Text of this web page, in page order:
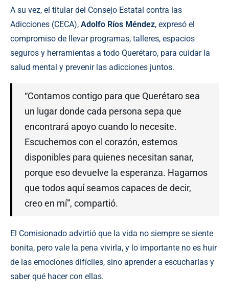
A su vez, el titular del Consejo Estatal contra las
Adicciones (CECA), Adolfo Ríos Méndez, expresó el
compromiso de llevar programas, talleres, espacios
seguros y herramientas a todo Querétaro, para cuidar la
salud mental y prevenir las adicciones juntos.
“Contamos contigo para que Querétaro sea
un lugar donde cada persona sepa que
encontrará apoyo cuando lo necesite.
Escuchemos con el corazón, estemos
disponibles para quienes necesitan sanar,
porque eso devuelve la esperanza. Hagamos
que todos aquí seamos capaces de decir,
creo en mí”, compartió.
El Comisionado advirtió que la vida no siempre se siente
bonita, pero vale la pena vivirla, y lo importante no es huir
de las emociones difíciles, sino aprender a escucharlas y
saber qué hacer con ellas.